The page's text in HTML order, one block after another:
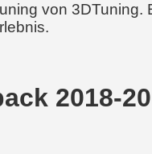
von
2018-